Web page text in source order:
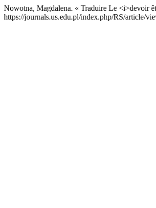
Nowotna, Magdalena. « Traduire Le <i>devoir
https://journals.us.edu.pl/index.php/RS/article/